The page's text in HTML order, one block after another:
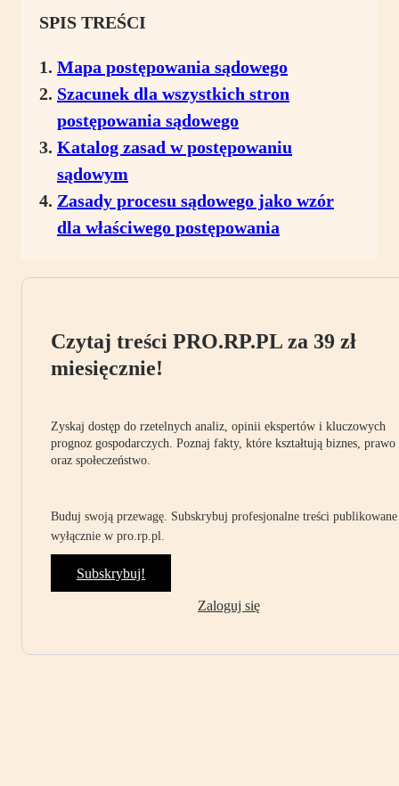
SPIS TREŚCI
Mapa postępowania sądowego
Szacunek dla wszystkich stron
postępowania sądowego
Katalog zasad w postępowaniu
sądowym
Zasady procesu sądowego jako wzór
dla właściwego postępowania
Czytaj treści PRO.RP.PL za 39 zł
miesięcznie!
Zyskaj dostęp do rzetelnych analiz, opinii ekspertów i kluczowych
prognoz gospodarczych. Poznaj fakty, które kształtują biznes, prawo
oraz społeczeństwo.
Buduj swoją przewagę. Subskrybuj profesjonalne treści publikowane
wyłącznie w pro.rp.pl.
Subskrybuj!
Zaloguj się